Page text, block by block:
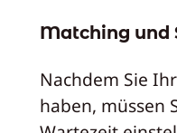
Matching und
Nachdem Sie
haben, müssen